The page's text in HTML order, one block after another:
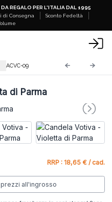
REGALO PER L'ITALIA DAL 1995
di Consegna
Sconto Fedeltà
ACVC-09
di Parma
RRP : 18,65 € / cad.
all'ingrosso